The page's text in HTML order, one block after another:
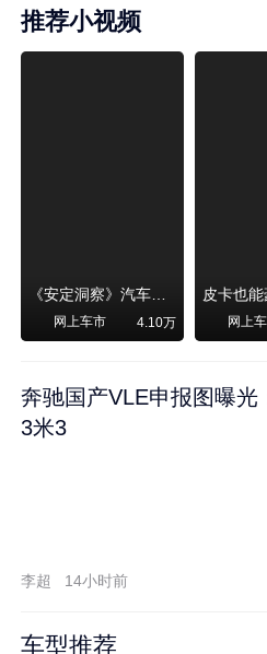
推荐小视频
《安定洞察》汽车烧不烧油，和石油安全无关！
网上车市 4.10万 网上
奔驰国产VLE申报图曝光
3米3
李超 14小时前
车型推荐